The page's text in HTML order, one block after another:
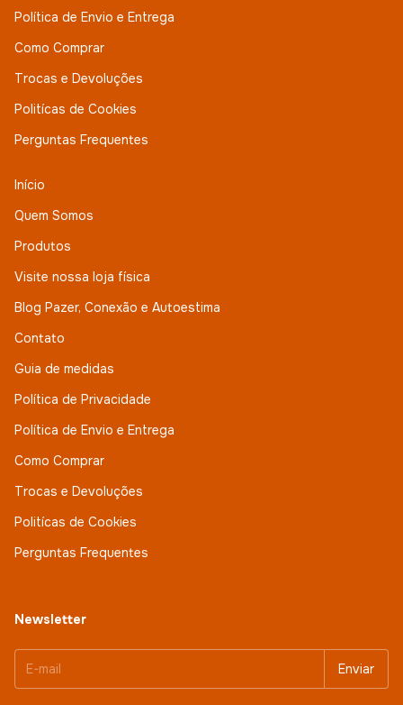
Política de Envio e Entrega
Como Comprar
Trocas e Devoluções
Politícas de Cookies
Perguntas Frequentes
Início
Quem Somos
Produtos
Visite nossa loja física
Blog Pazer, Conexão e Autoestima
Contato
Guia de medidas
Política de Privacidade
Política de Envio e Entrega
Como Comprar
Trocas e Devoluções
Politícas de Cookies
Perguntas Frequentes
Newsletter